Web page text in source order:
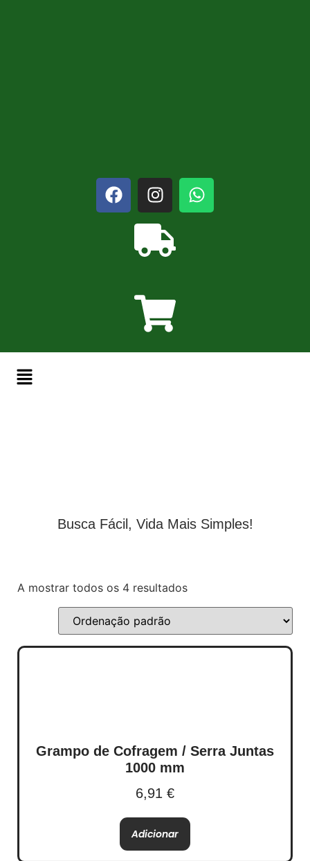
Busca Fácil, Vida Mais Simples!
A mostrar todos os 4 resultados
Grampo de Cofragem / Serra Juntas
1000 mm
6,91 €
Adicionar